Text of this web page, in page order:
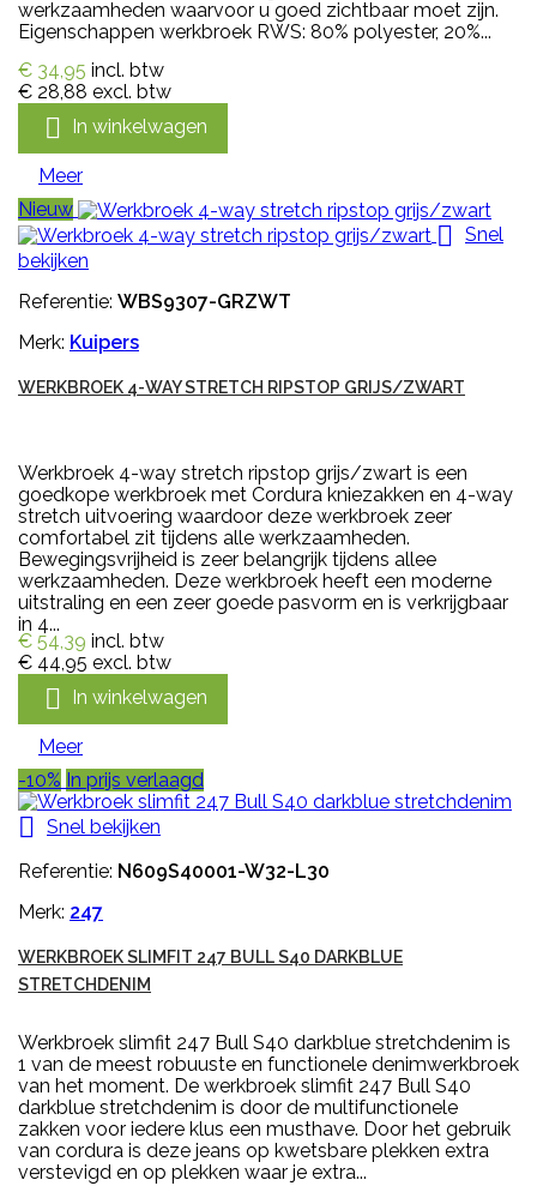
werkzaamheden waarvoor u goed zichtbaar moet zijn.
Eigenschappen werkbroek RWS: 80% polyester, 20%...
€ 34,95 incl. btw
€ 28,88 excl. btw
 In winkelwagen
Meer
Nieuw
 Snel
bekijken
Referentie: WBS9307-GRZWT
Merk: Kuipers
WERKBROEK 4-WAY STRETCH RIPSTOP GRIJS/ZWART
Werkbroek 4-way stretch ripstop grijs/zwart is een
goedkope werkbroek met Cordura kniezakken en 4-way
stretch uitvoering waardoor deze werkbroek zeer
comfortabel zit tijdens alle werkzaamheden.
Bewegingsvrijheid is zeer belangrijk tijdens allee
werkzaamheden. Deze werkbroek heeft een moderne
uitstraling en een zeer goede pasvorm en is verkrijgbaar
in 4...
€ 54,39 incl. btw
€ 44,95 excl. btw
 In winkelwagen
Meer
-10% In prijs verlaagd

Snel bekijken
Referentie: N609S40001-W32-L30
Merk: 247
WERKBROEK SLIMFIT 247 BULL S40 DARKBLUE
STRETCHDENIM
Werkbroek slimfit 247 Bull S40 darkblue stretchdenim is
1 van de meest robuuste en functionele denimwerkbroek
van het moment. De werkbroek slimfit 247 Bull S40
darkblue stretchdenim is door de multifunctionele
zakken voor iedere klus een musthave. Door het gebruik
van cordura is deze jeans op kwetsbare plekken extra
verstevigd en op plekken waar je extra...